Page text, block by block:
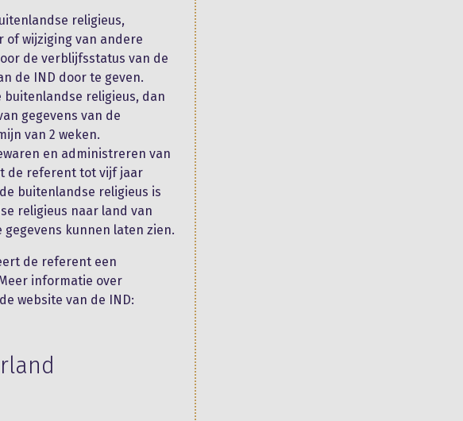
religieus,
of wijziging van andere
de verblijfsstatus van de
de IND door te geven.
religieus, dan
gegevens van de
van 2 weken.
en administreren van
de referent tot vijf jaar
buitenlandse religieus is
religieus naar land van
gegevens kunnen laten zien.
de referent een
informatie over
website van de IND: